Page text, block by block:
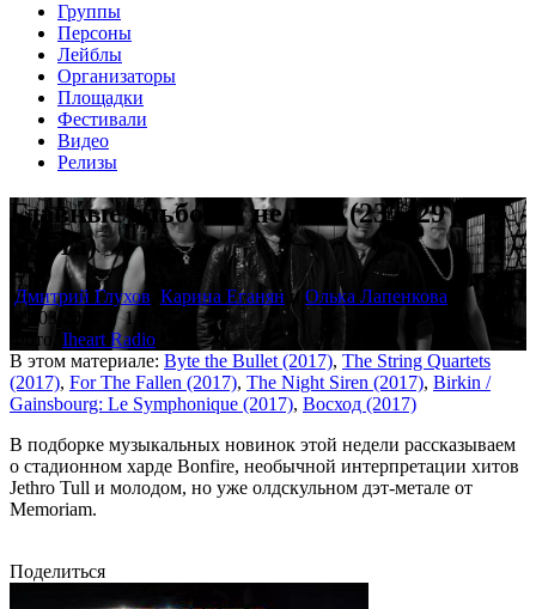
Группы
Персоны
Лейблы
Организаторы
Площадки
Фестивали
Видео
Релизы
Главные альбомы недели (23 – 29
марта)
Дмитрий Глухов Карина Еганян и Олька Лапенкова
29.03.2017
1 701
Фото: Iheart Radio
В этом материале: Byte the Bullet (2017), The String Quartets
(2017), For The Fallen (2017), The Night Siren (2017), Birkin /
Gainsbourg: Le Symphonique (2017), Восход (2017)
В подборке музыкальных новинок этой недели рассказываем
о стадионном харде Bonfire, необычной интерпретации хитов
Jethro Tull и молодом, но уже олдскульном дэт-метале от
Memoriam.
Поделиться